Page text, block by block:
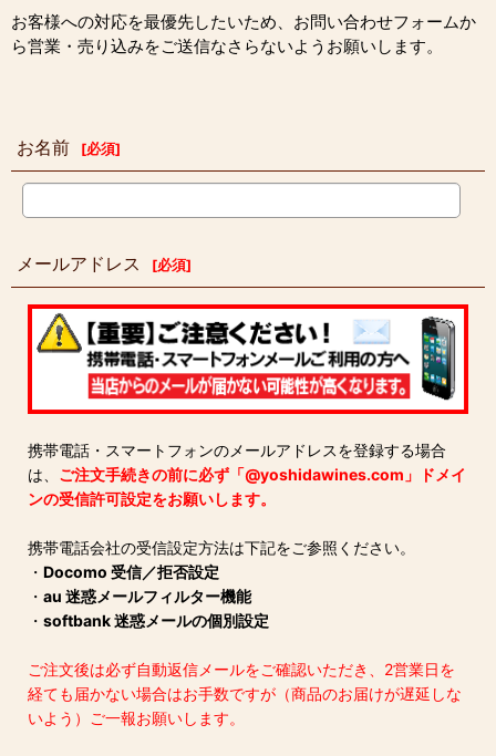
お客様への対応を最優先したいため、お問い合わせフォームか
ら営業・売り込みをご送信なさらないようお願いします。
お名前 [必須]
メールアドレス [必須]
携帯電話・スマートフォンのメールアドレスを登録する場合
は、 ご注文手続きの前に必ず「@yoshidawines.com」ドメイ
ンの受信許可設定をお願いします。
携帯電話会社の受信設定方法は下記をご参照ください。
・ Docomo 受信／拒否設定
・ au 迷惑メールフィルター機能
・ softbank 迷惑メールの個別設定
ご注文後は必ず自動返信メールをご確認いただき、2営業日を
経ても届かない場合はお手数ですが（商品のお届けが遅延しな
いよう）ご一報お願いします。